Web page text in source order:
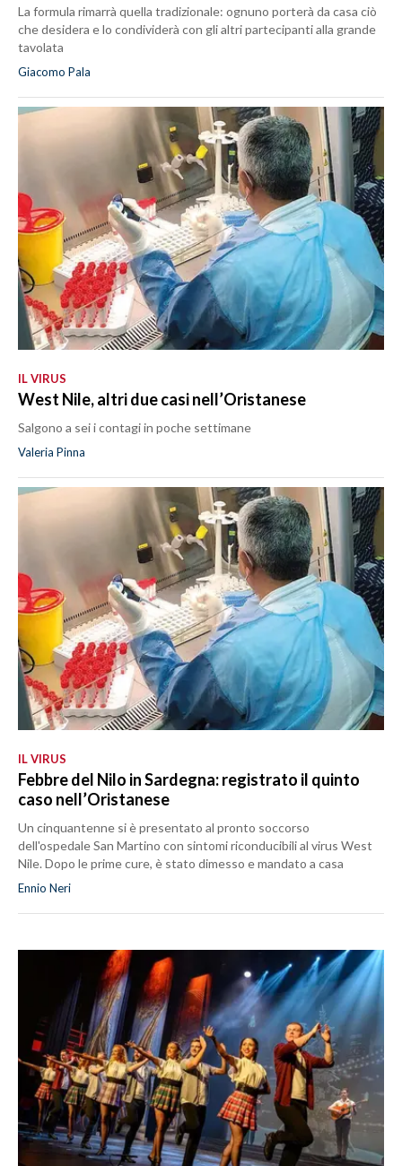
La formula rimarrà quella tradizionale: ognuno porterà da casa ciò
che desidera e lo condividerà con gli altri partecipanti alla grande
tavolata
Giacomo Pala
IL VIRUS
West Nile, altri due casi nell’Oristanese
Salgono a sei i contagi in poche settimane
Valeria Pinna
IL VIRUS
Febbre del Nilo in Sardegna: registrato il quinto
caso nell’Oristanese
Un cinquantenne si è presentato al pronto soccorso
dell'ospedale San Martino con sintomi riconducibili al virus West
Nile. Dopo le prime cure, è stato dimesso e mandato a casa
Ennio Neri